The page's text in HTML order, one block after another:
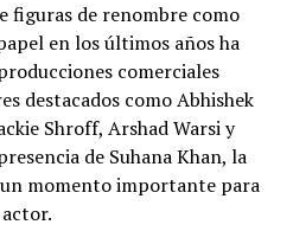
figuras de renombre como
en los últimos años ha
comerciales
destacados como Abhishek
Shroff, Arshad Warsi y
de Suhana Khan, la
un momento importante para